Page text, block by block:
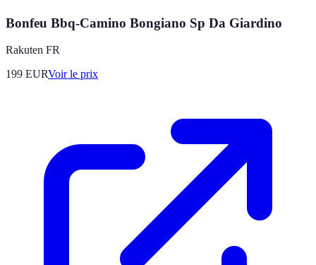
Bonfeu Bbq-Camino Bongiano Sp Da Giardino
Rakuten FR
199 EURVoir le prix